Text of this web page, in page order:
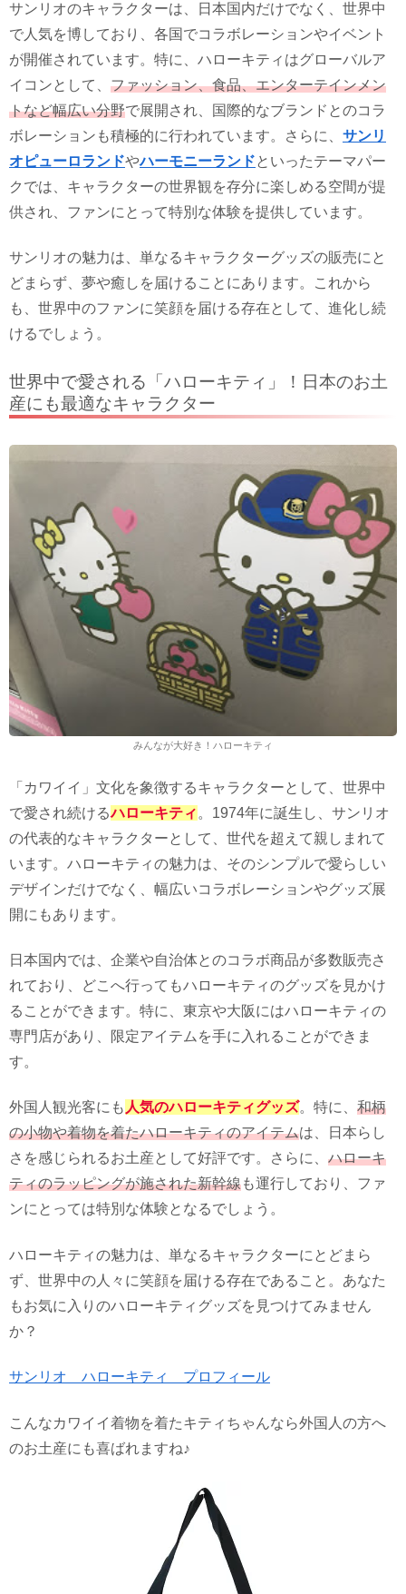
サンリオのキャラクターは、日本国内だけでなく、世界中
で人気を博しており、各国でコラボレーションやイベント
が開催されています。特に、ハローキティはグローバルア
イコンとして、 ファッション、食品、エンターテインメン
トなど幅広い分野で展開され、国際的なブランドとのコラ
ボレーションも積極的に行われています。さらに、 サンリ
オピューロランドやハーモニーランドといったテーマパー
クでは、キャラクターの世界観を存分に楽しめる空間が提
供され、ファンにとって特別な体験を提供しています。
サンリオの魅力は、単なるキャラクターグッズの販売にと
どまらず、夢や癒しを届けることにあります。これから
も、世界中のファンに笑顔を届ける存在として、進化し続
けるでしょう。
世界中で愛される「ハローキティ」！日本のお土
産にも最適なキャラクター
みんなが大好き！ハローキティ
「カワイイ」文化を象徴するキャラクターとして、世界中
で愛され続けるハローキティ 。1974年に誕生し、サンリオ
の代表的なキャラクターとして、世代を超えて親しまれて
います。ハローキティの魅力は、そのシンプルで愛らしい
デザインだけでなく、幅広いコラボレーションやグッズ展
開にもあります。
日本国内では、企業や自治体とのコラボ商品が多数販売さ
れており、どこへ行ってもハローキティのグッズを見かけ
ることができます。特に、東京や大阪にはハローキティの
専門店があり、限定アイテムを手に入れることができま
す。
外国人観光客にも 人気のハローキティグッズ。特に、 和柄
の小物や着物を着たハローキティのアイテムは、日本らし
さを感じられるお土産として好評です。さらに、 ハローキ
ティのラッピングが施された新幹線も運行しており、ファ
ンにとっては特別な体験となるでしょう。
ハローキティの魅力は、単なるキャラクターにとどまら
ず、世界中の人々に笑顔を届ける存在であること。あなた
もお気に入りのハローキティグッズを見つけてみません
か？
サンリオ ハローキティ プロフィール
こんなカワイイ着物を着たキティちゃんなら外国人の方へ
のお土産にも喜ばれますね♪